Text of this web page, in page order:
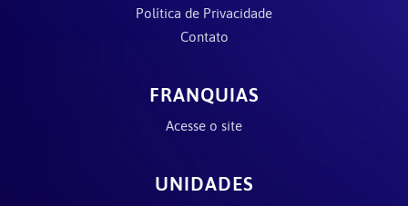
Política de Privacidade
Contato
FRANQUIAS
Acesse o site
UNIDADES